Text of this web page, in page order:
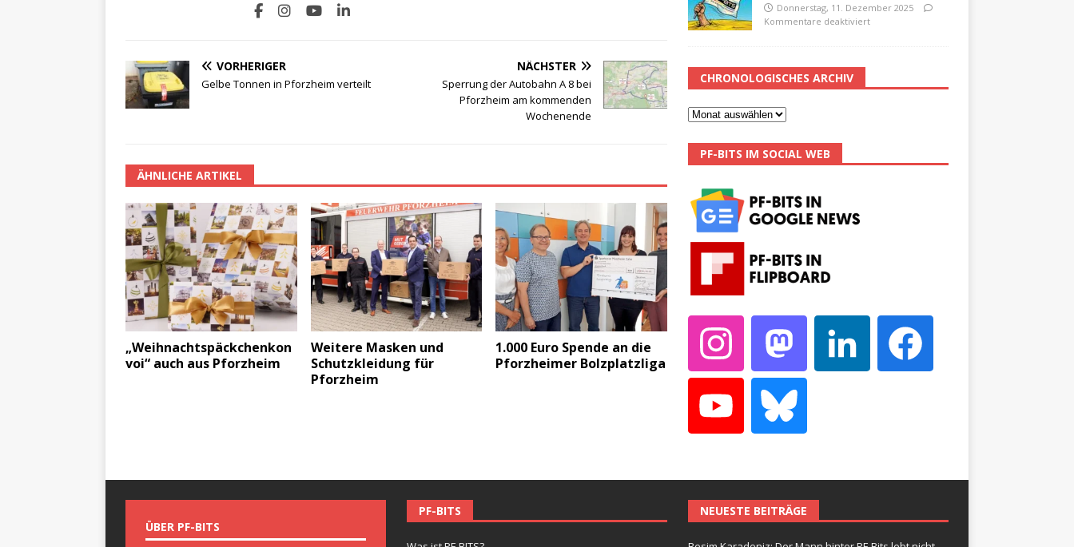
VORHERIGER
Gelbe Tonnen in Pforzheim verteilt
NÄCHSTER
Sperrung der Autobahn A 8 bei
Pforzheim am kommenden
Wochenende
ÄHNLICHE ARTIKEL
„Weihnachtspäckchenkon
voi“ auch aus Pforzheim
Weitere Masken und
Schutzkleidung für
Pforzheim
1.000 Euro Spende an die
Pforzheimer Bolzplatzliga
Donnerstag, 11. Dezember 2025
Kommentare deaktiviert
CHRONOLOGISCHES ARCHIV
PF-BITS IM SOCIAL WEB
ÜBER PF-BITS
PF-BITS NEUESTE BEITRÄGE